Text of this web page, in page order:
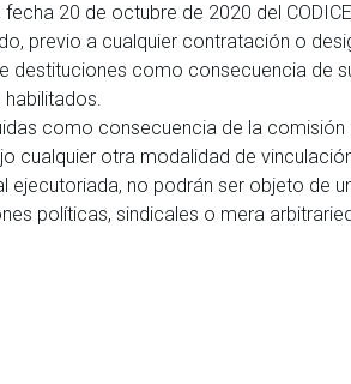
20 de octubre de 2020 del
previo a cualquier contratación o
como consecuencia de
como consecuencia de la
cualquier otra modalidad de
no podrán ser objeto de
políticas, sindicales o mera